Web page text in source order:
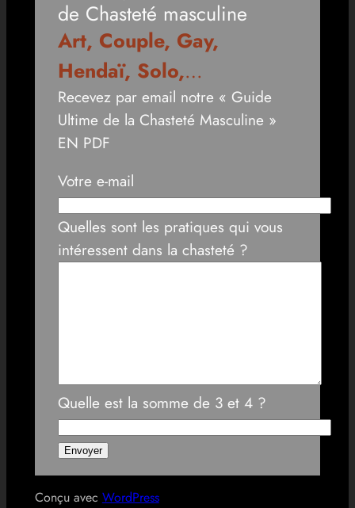
de Chasteté masculine
Art, Couple, Gay,
Hendaï, Solo,…
Recevez par email notre « Guide
Ultime de la Chasteté Masculine »
EN PDF
Votre e-mail
Quelles sont les pratiques qui vous
intéressent dans la chasteté ?
Quelle est la somme de 3 et 4 ?
Conçu avec WordPress